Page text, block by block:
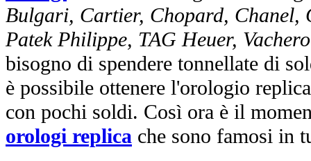
Bulgari, Cartier, Chopard, Chanel,
Patek Philippe, TAG Heuer,
bisogno di spendere tonnellate di
è possibile ottenere l'orologio
con pochi soldi. Così ora è il
orologi replica che sono famosi in